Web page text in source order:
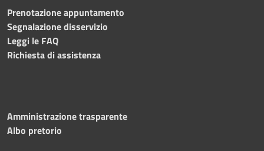
Prenotazione appuntamento
Segnalazione disservizio
Leggi le FAQ
Richiesta di assistenza
Amministrazione trasparente
Albo pretorio